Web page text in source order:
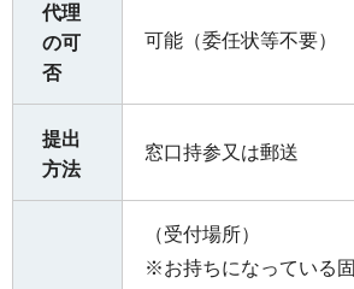
代理
の可
否
可能（委任状等不要）
提出
方法
窓口持参又は郵送
（受付場所）
※お持ちになっている